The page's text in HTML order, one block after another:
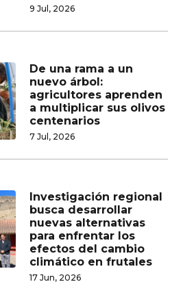
9 Jul, 2026
De una rama a un
nuevo árbol:
agricultores aprenden
a multiplicar sus olivos
centenarios
7 Jul, 2026
Investigación regional
busca desarrollar
nuevas alternativas
para enfrentar los
efectos del cambio
climático en frutales
17 Jun, 2026